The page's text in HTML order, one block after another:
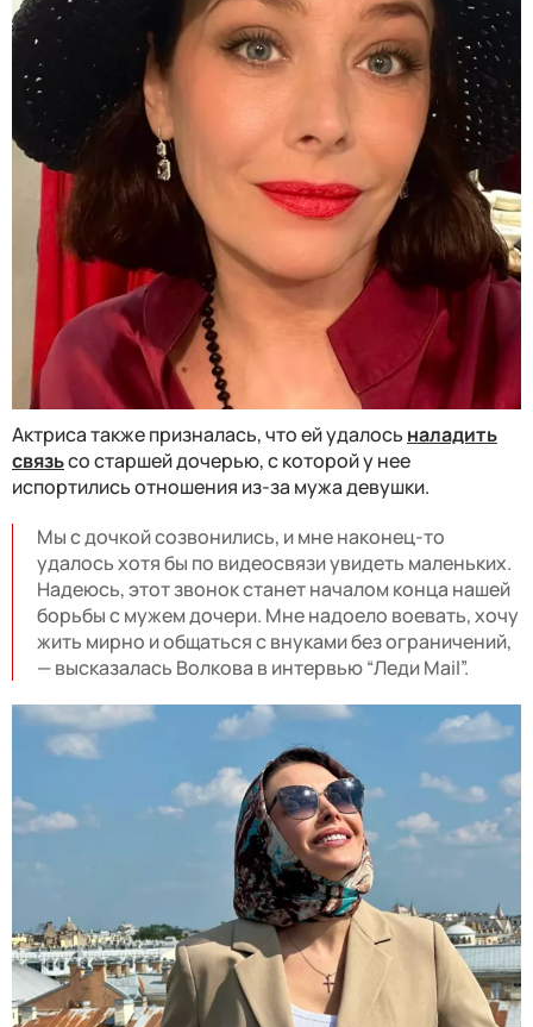
Актриса также призналась, что ей удалось наладить
связьсо старшей дочерью, с которой у нее
испортились отношения из-за мужа девушки.
Мы с дочкой созвонились, и мне наконец-то
удалось хотя бы по видеосвязи увидеть маленьких.
Надеюсь, этот звонок станет началом конца нашей
борьбы с мужем дочери. Мне надоело воевать, хочу
жить мирно и общаться с внуками без ограничений,
— высказалась Волкова в интервью “Леди Mail”.